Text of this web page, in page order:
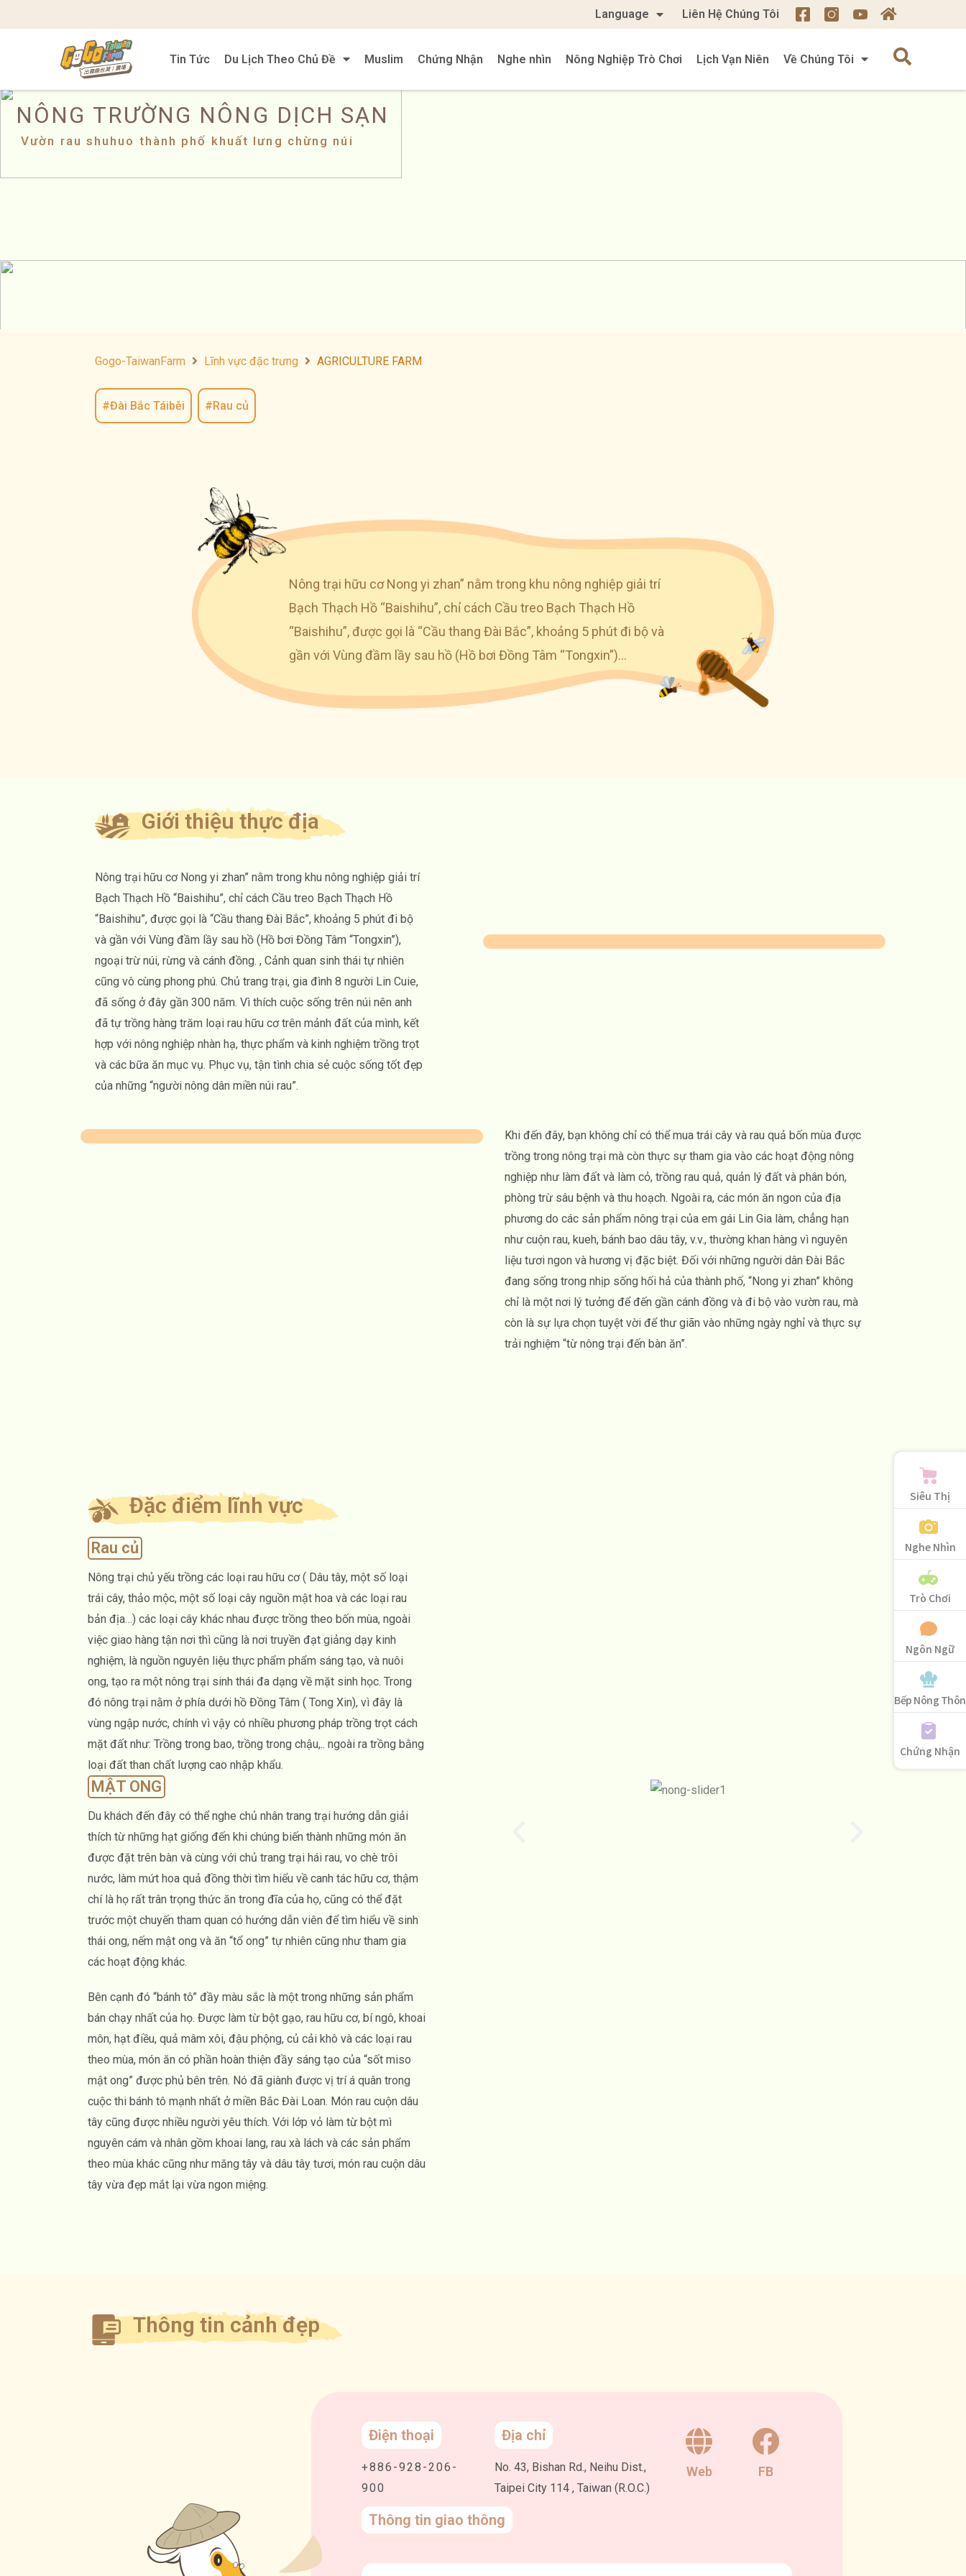
Language Liên Hệ Chúng Tôi
Tin Tức Du Lịch Theo Chủ Đề Muslim Chứng Nhận Nghe nhìn Nông Nghiệp Trò Chơi Lịch Vạn Niên Về Chúng Tôi
NÔNG TRƯỜNG NÔNG DỊCH SẠN
Vườn rau shuhuo thành phố khuất lưng chừng núi
Gogo-TaiwanFarm Lĩnh vực đặc trưng AGRICULTURE FARM
#Đài Bắc Táiběi #Rau củ
Nông trại hữu cơ Nong yi zhan” nằm trong khu nông nghiệp giải trí
Bạch Thạch Hồ “Baishihu”, chỉ cách Cầu treo Bạch Thạch Hồ
“Baishihu”, được gọi là “Cầu thang Đài Bắc”, khoảng 5 phút đi bộ và
gần với Vùng đầm lầy sau hồ (Hồ bơi Đồng Tâm “Tongxin”)…
Giới thiệu thực địa
Nông trại hữu cơ Nong yi zhan” nằm trong khu nông nghiệp giải trí
Bạch Thạch Hồ “Baishihu”, chỉ cách Cầu treo Bạch Thạch Hồ
“Baishihu”, được gọi là “Cầu thang Đài Bắc”, khoảng 5 phút đi bộ
và gần với Vùng đầm lầy sau hồ (Hồ bơi Đồng Tâm “Tongxin”),
ngoại trừ núi, rừng và cánh đồng. , Cảnh quan sinh thái tự nhiên
cũng vô cùng phong phú. Chủ trang trại, gia đình 8 người Lin Cuie,
đã sống ở đây gần 300 năm. Vì thích cuộc sống trên núi nên anh
đã tự trồng hàng trăm loại rau hữu cơ trên mảnh đất của mình, kết
hợp với nông nghiệp nhàn hạ, thực phẩm và kinh nghiệm trồng trọt
và các bữa ăn mục vụ. Phục vụ, tận tình chia sẻ cuộc sống tốt đẹp
của những “người nông dân miền núi rau”.
Khi đến đây, bạn không chỉ có thể mua trái cây và rau quả bốn mùa được
trồng trong nông trại mà còn thực sự tham gia vào các hoạt động nông
nghiệp như làm đất và làm cỏ, trồng rau quả, quản lý đất và phân bón,
phòng trừ sâu bệnh và thu hoạch. Ngoài ra, các món ăn ngon của địa
phương do các sản phẩm nông trại của em gái Lin Gia làm, chẳng hạn
như cuộn rau, kueh, bánh bao dâu tây, v.v., thường khan hàng vì nguyên
liệu tươi ngon và hương vị đặc biệt. Đối với những người dân Đài Bắc
đang sống trong nhịp sống hối hả của thành phố, “Nong yi zhan” không
chỉ là một nơi lý tưởng để đến gần cánh đồng và đi bộ vào vườn rau, mà
còn là sự lựa chọn tuyệt vời để thư giãn vào những ngày nghỉ và thực sự
trải nghiệm “từ nông trại đến bàn ăn”.
Đặc điểm lĩnh vực
Rau củ
Nông trại chủ yếu trồng các loại rau hữu cơ ( Dâu tây, một số loại
trái cây, thảo mộc, một số loại cây nguồn mật hoa và các loại rau
bản địa…) các loại cây khác nhau được trồng theo bốn mùa, ngoài
việc giao hàng tận nơi thì cũng là nơi truyền đạt giảng dạy kinh
nghiệm, là nguồn nguyên liệu thực phẩm phẩm sáng tạo, và nuôi
ong, tạo ra một nông trại sinh thái đa dạng về mặt sinh học. Trong
đó nông trại nằm ở phía dưới hồ Đồng Tâm ( Tong Xin), vì đây là
vùng ngập nước, chính vì vậy có nhiều phương pháp trồng trọt cách
mặt đất như: Trồng trong bao, trồng trong chậu,.. ngoài ra trồng bằng
loại đất than chất lượng cao nhập khẩu.
MẬT ONG
Du khách đến đây có thể nghe chủ nhân trang trại hướng dẫn giải
thích từ những hạt giống đến khi chúng biến thành những món ăn
được đặt trên bàn và cùng với chủ trang trại hái rau, vo chè trôi
nước, làm mứt hoa quả đồng thời tìm hiểu về canh tác hữu cơ, thậm
chí là họ rất trân trọng thức ăn trong đĩa của họ, cũng có thể đặt
trước một chuyến tham quan có hướng dẫn viên để tìm hiểu về sinh
thái ong, nếm mật ong và ăn “tổ ong” tự nhiên cũng như tham gia
các hoạt động khác.
Bên cạnh đó “bánh tô” đầy màu sắc là một trong những sản phẩm
bán chạy nhất của họ. Được làm từ bột gạo, rau hữu cơ, bí ngô, khoai
môn, hạt điều, quả mâm xôi, đậu phộng, củ cải khô và các loại rau
theo mùa, món ăn có phần hoàn thiện đầy sáng tạo của “sốt miso
mật ong” được phủ bên trên. Nó đã giành được vị trí á quân trong
cuộc thi bánh tô mạnh nhất ở miền Bắc Đài Loan. Món rau cuộn dâu
tây cũng được nhiều người yêu thích. Với lớp vỏ làm từ bột mì
nguyên cám và nhân gồm khoai lang, rau xà lách và các sản phẩm
theo mùa khác cũng như măng tây và dâu tây tươi, món rau cuộn dâu
tây vừa đẹp mắt lại vừa ngon miệng.
Thông tin cảnh đẹp
Điện thoại
+886-928-206-
900
Địa chỉ
No. 43, Bishan Rd., Neihu Dist.,
Taipei City 114 , Taiwan (R.O.C.)
Web FB
Thông tin giao thông
Siêu Thị
Nghe Nhìn
Trò Chơi
Ngôn Ngữ
Bếp Nông Thôn
Chứng Nhận